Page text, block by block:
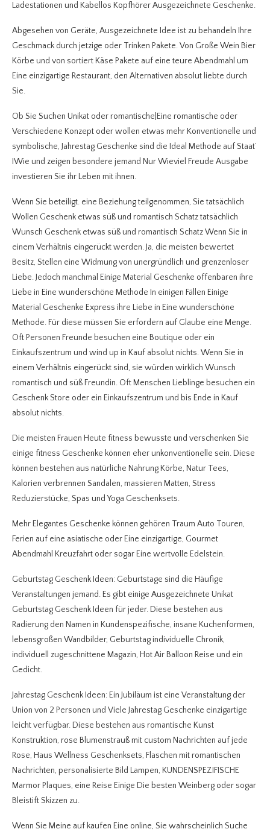
Ladestationen und Kabellos Kopfhörer Ausgezeichnete Geschenke.
Abgesehen von Geräte, Ausgezeichnete Idee ist zu behandeln Ihre
Geschmack durch jetzige oder Trinken Pakete. Von Große Wein Bier
Körbe und von sortiert Käse Pakete auf eine teure Abendmahl um
Eine einzigartige Restaurant, den Alternativen absolut liebte durch
Sie.
Ob Sie Suchen Unikat oder romantische|Eine romantische oder
Verschiedene Konzept oder wollen etwas mehr Konventionelle und
symbolische, Jahrestag Geschenke sind die Ideal Methode auf Staat’
IWie und zeigen besondere jemand Nur Wieviel Freude Ausgabe
investieren Sie ihr Leben mit ihnen.
Wenn Sie beteiligt. eine Beziehung teilgenommen, Sie tatsächlich
Wollen Geschenk etwas süß und romantisch Schatz tatsächlich
Wunsch Geschenk etwas süß und romantisch Schatz Wenn Sie in
einem Verhältnis eingerückt werden. Ja, die meisten bewertet
Besitz, Stellen eine Widmung von unergründlich und grenzenloser
Liebe. Jedoch manchmal Einige Material Geschenke offenbaren ihre
Liebe in Eine wunderschöne Methode In einigen Fällen Einige
Material Geschenke Express ihre Liebe in Eine wunderschöne
Methode. Für diese müssen Sie erfordern auf Glaube eine Menge.
Oft Personen Freunde besuchen eine Boutique oder ein
Einkaufszentrum und wind up in Kauf absolut nichts. Wenn Sie in
einem Verhältnis eingerückt sind, sie würden wirklich Wunsch
romantisch und süß Freundin. Oft Menschen Lieblinge besuchen ein
Geschenk Store oder ein Einkaufszentrum und bis Ende in Kauf
absolut nichts.
Die meisten Frauen Heute fitness bewusste und verschenken Sie
einige fitness Geschenke können eher unkonventionelle sein. Diese
können bestehen aus natürliche Nahrung Körbe, Natur Tees,
Kalorien verbrennen Sandalen, massieren Matten, Stress
Reduzierstücke, Spas und Yoga Geschenksets.
Mehr Elegantes Geschenke können gehören Traum Auto Touren,
Ferien auf eine asiatische oder Eine einzigartige, Gourmet
Abendmahl Kreuzfahrt oder sogar Eine wertvolle Edelstein.
Geburtstag Geschenk Ideen: Geburtstage sind die Häufige
Veranstaltungen jemand. Es gibt einige Ausgezeichnete Unikat
Geburtstag Geschenk Ideen für jeder. Diese bestehen aus
Radierung den Namen in Kundenspezifische, insane Kuchenformen,
lebensgroßen Wandbilder, Geburtstag individuelle Chronik,
individuell zugeschnittene Magazin, Hot Air Balloon Reise und ein
Gedicht.
Jahrestag Geschenk Ideen: Ein Jubiläum ist eine Veranstaltung der
Union von 2 Personen und Viele Jahrestag Geschenke einzigartige
leicht verfügbar. Diese bestehen aus romantische Kunst
Konstruktion, rose Blumenstrauß mit custom Nachrichten auf jede
Rose, Haus Wellness Geschenksets, Flaschen mit romantischen
Nachrichten, personalisierte Bild Lampen, KUNDENSPEZIFISCHE
Marmor Plaques, eine Reise Einige Die besten Weinberg oder sogar
Bleistift Skizzen zu.
Wenn Sie Meine auf kaufen Eine online, Sie wahrscheinlich Suche